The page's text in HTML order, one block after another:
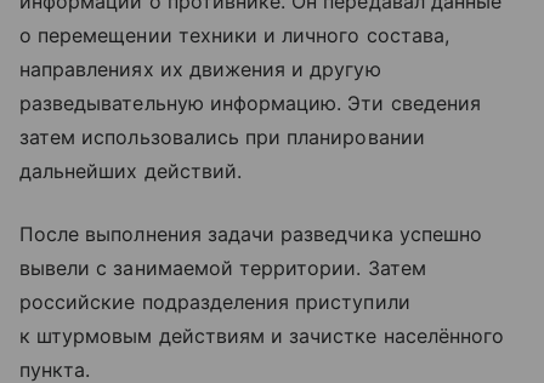
о перемещении техники и личного состава,
направлениях их движения и другую
разведывательную информацию. Эти сведения
затем использовались при планировании
дальнейших действий.
После выполнения задачи разведчика успешно
вывели с занимаемой территории. Затем
российские подразделения приступили
к штурмовым действиям и зачистке населённого
пункта.